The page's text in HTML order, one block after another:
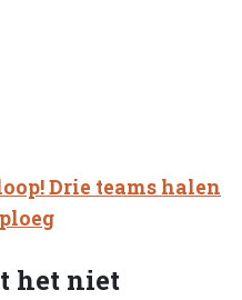
Drie teams halen
het niet